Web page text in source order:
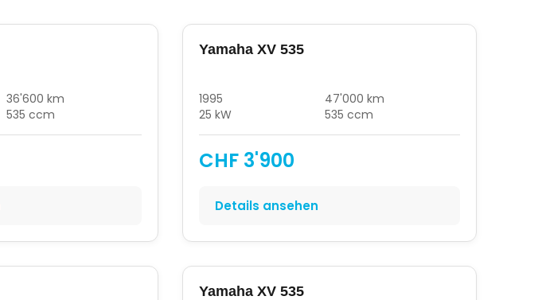
36'600 km
535 ccm
Yamaha XV 535
1995
47'000 km
25 kW
535 ccm
CHF 3'900
Details ansehen
Yamaha XV 535